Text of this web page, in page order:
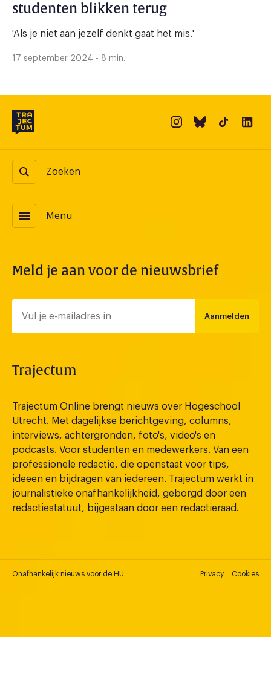
studenten blikken terug
'Als je niet aan jezelf denkt gaat het mis.'
17 september 2024 - 8 min.
Zoeken
menu Menu
Meld je aan voor de nieuwsbrief
Aanmelden
Trajectum
Trajectum Online brengt nieuws over Hogeschool
Utrecht. Met dagelijkse berichtgeving, columns,
interviews, achtergronden, foto's, video's en
podcasts. Voor studenten en medewerkers. Van een
professionele redactie, die openstaat voor tips,
ideeen en bijdragen van iedereen. Trajectum werkt in
journalistieke onafhankelijkheid, geborgd door een
redactiestatuut, bijgestaan door een redactieraad.
Onafhankelijk nieuws voor de HU Privacy Cookies